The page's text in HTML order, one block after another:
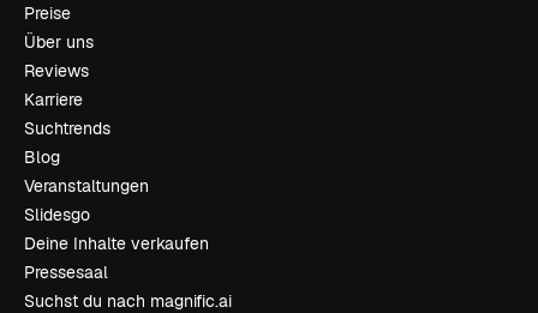
Preise
Über uns
Reviews
Karriere
Suchtrends
Blog
Veranstaltungen
Slidesgo
Deine Inhalte verkaufen
Pressesaal
Suchst du nach magnific.ai